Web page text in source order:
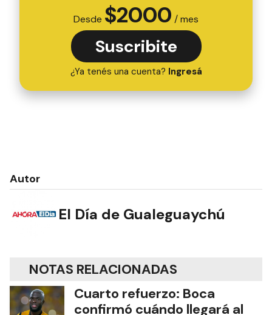
Desde $2000 / mes
Suscribite
¿Ya tenés una cuenta? Ingresá
Autor
El Día de Gualeguaychú
NOTAS RELACIONADAS
Cuarto refuerzo: Boca
confirmó cuándo llegará al